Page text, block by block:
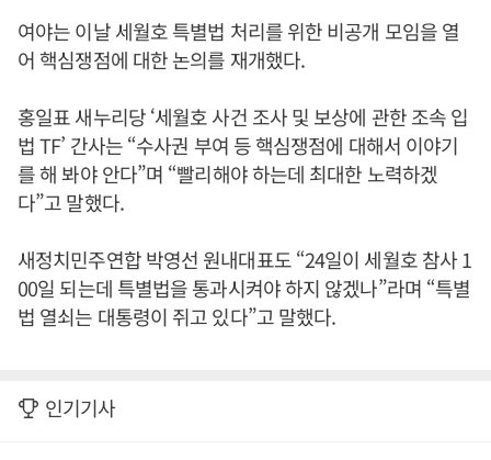
여야는 이날 세월호 특별법 처리를 위한 비공개 모임을 열
어 핵심쟁점에 대한 논의를 재개했다.
홍일표 새누리당 ‘세월호 사건 조사 및 보상에 관한 조속 입
법 TF’ 간사는 “수사권 부여 등 핵심쟁점에 대해서 이야기
를 해 봐야 안다”며 “빨리해야 하는데 최대한 노력하겠
다”고 말했다.
새정치민주연합 박영선 원내대표도 “24일이 세월호 참사 1
00일 되는데 특별법을 통과시켜야 하지 않겠나”라며 “특별
법 열쇠는 대통령이 쥐고 있다”고 말했다.
인기기사